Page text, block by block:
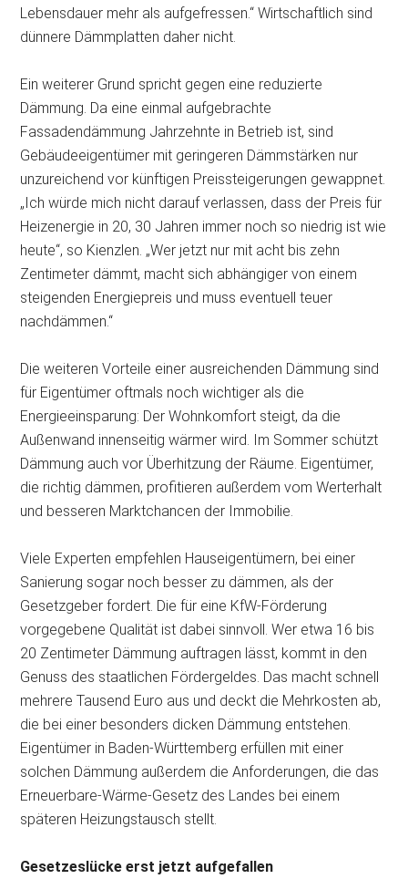
Lebensdauer mehr als aufgefressen.“ Wirtschaftlich sind
dünnere Dämmplatten daher nicht.
Ein weiterer Grund spricht gegen eine reduzierte
Dämmung. Da eine einmal aufgebrachte
Fassadendämmung Jahrzehnte in Betrieb ist, sind
Gebäudeeigentümer mit geringeren Dämmstärken nur
unzureichend vor künftigen Preissteigerungen gewappnet.
„Ich würde mich nicht darauf verlassen, dass der Preis für
Heizenergie in 20, 30 Jahren immer noch so niedrig ist wie
heute“, so Kienzlen. „Wer jetzt nur mit acht bis zehn
Zentimeter dämmt, macht sich abhängiger von einem
steigenden Energiepreis und muss eventuell teuer
nachdämmen.“
Die weiteren Vorteile einer ausreichenden Dämmung sind
für Eigentümer oftmals noch wichtiger als die
Energieeinsparung: Der Wohnkomfort steigt, da die
Außenwand innenseitig wärmer wird. Im Sommer schützt
Dämmung auch vor Überhitzung der Räume. Eigentümer,
die richtig dämmen, profitieren außerdem vom Werterhalt
und besseren Marktchancen der Immobilie.
Viele Experten empfehlen Hauseigentümern, bei einer
Sanierung sogar noch besser zu dämmen, als der
Gesetzgeber fordert. Die für eine KfW-Förderung
vorgegebene Qualität ist dabei sinnvoll. Wer etwa 16 bis
20 Zentimeter Dämmung auftragen lässt, kommt in den
Genuss des staatlichen Fördergeldes. Das macht schnell
mehrere Tausend Euro aus und deckt die Mehrkosten ab,
die bei einer besonders dicken Dämmung entstehen.
Eigentümer in Baden-Württemberg erfüllen mit einer
solchen Dämmung außerdem die Anforderungen, die das
Erneuerbare-Wärme-Gesetz des Landes bei einem
späteren Heizungstausch stellt.
Gesetzeslücke erst jetzt aufgefallen